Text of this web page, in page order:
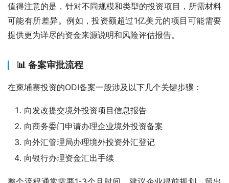
值得注意的是，针对不同规模和类型的投资项目，所需材料
可能有所差异。例如，投资额超过1亿美元的项目可能需要
提供更为详尽的资金来源说明和风险评估报告。
📊 备案审批流程
在柬埔寨投资的ODI备案一般涉及以下几个关键步骤：
向发改提交境外投资项目信息报告
向商务委门申请办理企业境外投资备案
向外汇管理局办理境外投资外汇登记
向银行办理资金汇出手续